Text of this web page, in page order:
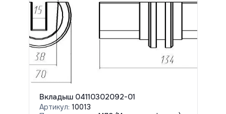
Вкладыш 04110302092-01
Артикул: 10013